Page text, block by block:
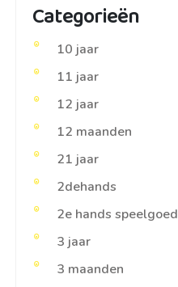
Categorieën
10 jaar
11 jaar
12 jaar
12 maanden
21 jaar
2dehands
2e hands speelgoed
3 jaar
3 maanden